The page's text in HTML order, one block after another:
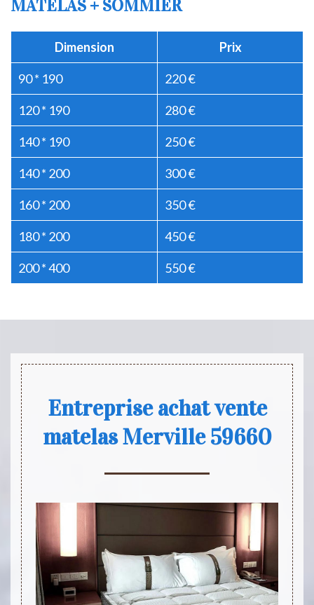
MATELAS + SOMMIER
Dimension Prix
90 * 190 220 €
120 * 190 280 €
140 * 190 250 €
140 * 200 300 €
160 * 200 350 €
180 * 200 450 €
200 * 400 550 €
Entreprise achat vente
matelas Merville 59660